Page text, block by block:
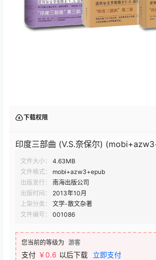
下载权限
印度三部曲 (V.S.奈保尔)
文件大小：
4.63MB
文件格式：
mobi+azw3+epub
出版发行：
南海出版公司
出版时间：
2013年10月
上架分类：
文学-散文杂著
文件编号：
001086
您当前的等级为 游客
支付 ￥0.6 以后下载 立即支付